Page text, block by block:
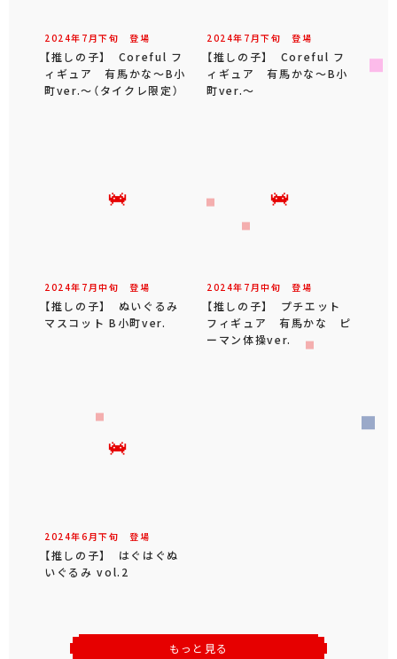
2024年 7 月下旬 登場
【推しの子】 Coreful フ
ィギュア 有馬かな～B小
町ver.～（タイクレ限定）
2024年 7 月下旬 登場
【推しの子】 Coreful フ
ィギュア 有馬かな～B小
町ver.～
2024年 7 月中旬 登場
【推しの子】 ぬいぐるみ
マスコット B小町ver.
2024年 7 月中旬 登場
【推しの子】 プチエット
フィギュア 有馬かな ピ
ーマン体操ver.
2024年6 月下旬 登場
【推しの子】 はぐはぐぬ
いぐるみ vol.2
もっと見る